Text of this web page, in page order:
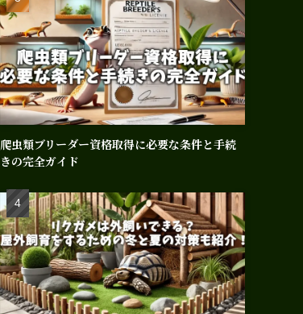
爬虫類ブリーダー資格取得に必要な条件と手続
きの完全ガイド